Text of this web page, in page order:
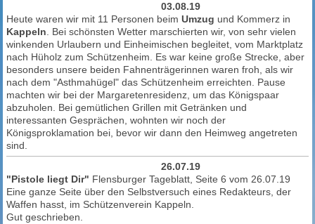
03.08.19
Heute waren wir mit 11 Personen beim Umzug und Kommerz in
Kappeln. Bei schönsten Wetter marschierten wir, von sehr vielen
winkenden Urlaubern und Einheimischen begleitet, vom Marktplatz
nach Hüholz zum Schützenheim. Es war keine große Strecke, aber
besonders unsere beiden Fahnenträgerinnen waren froh, als wir
nach dem "Asthmahügel" das Schützenheim erreichten. Pause
machten wir bei der Margaretenresidenz, um das Königspaar
abzuholen. Bei gemütlichen Grillen mit Getränken und
interessanten Gesprächen, wohnten wir noch der
Königsproklamation bei, bevor wir dann den Heimweg angetreten
sind.
26.07.19
"Pistole liegt Dir" Flensburger Tageblatt, Seite 6 vom 26.07.19
Eine ganze Seite über den Selbstversuch eines Redakteurs, der
Waffen hasst, im Schützenverein Kappeln.
Gut geschrieben.